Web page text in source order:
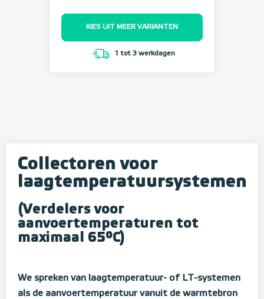
KIES UIT MEER VARIANTEN
1 tot 3 werkdagen
Collectoren voor
laagtemperatuursystemen
(Verdelers voor
aanvoertemperaturen tot
maximaal 65°C)
We spreken van laagtemperatuur- of LT-systemen
als de aanvoertemperatuur vanuit de warmtebron